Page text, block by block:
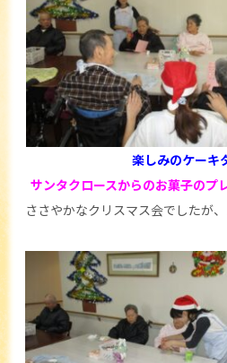
楽しみのケーキ
サンタクロースからのお菓子のプ
ささやかなクリスマス会でしたが